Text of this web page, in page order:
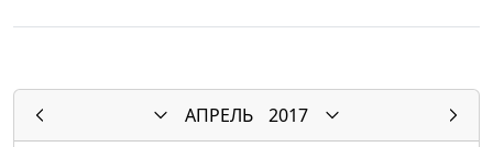
АПРЕЛЬ
2017